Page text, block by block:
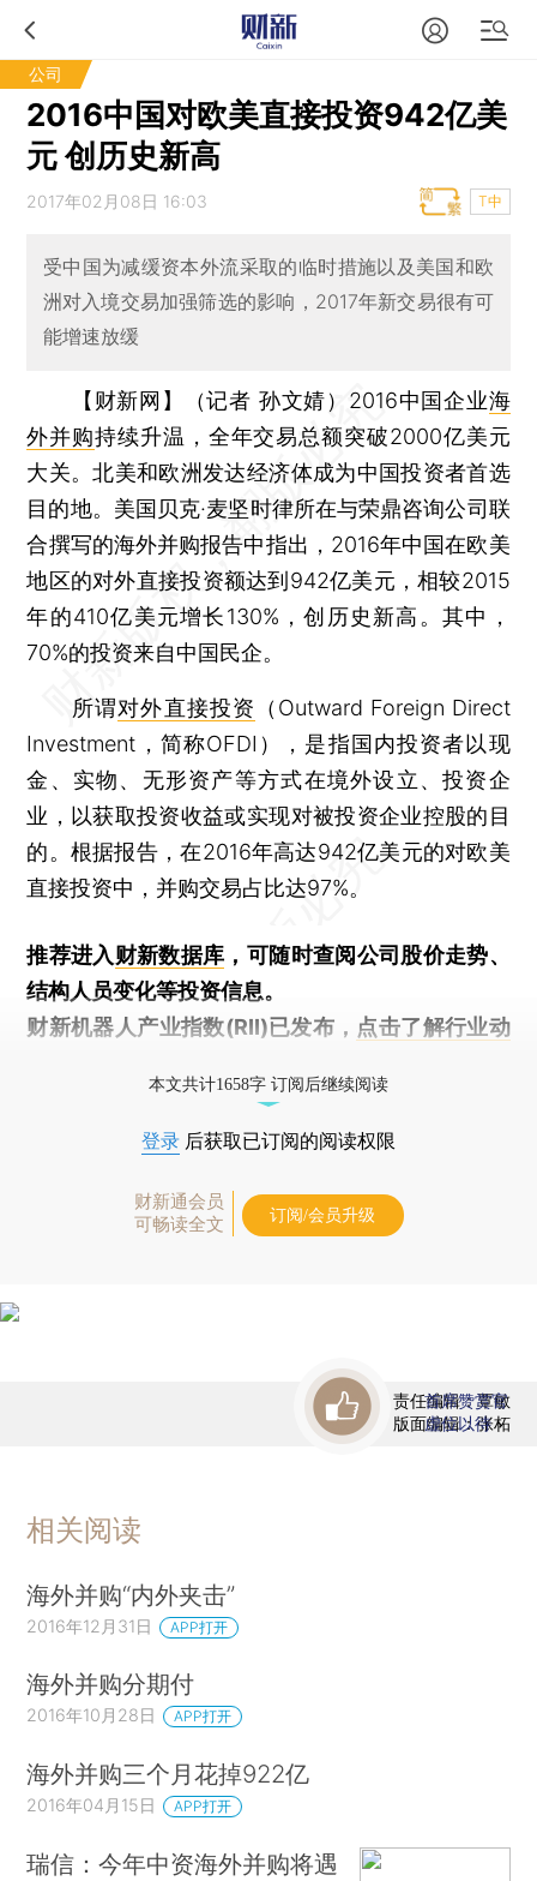
公司
2016中国对欧美直接投资942亿美
元 创历史新高
2017年02月08日 16:03 T中
受中国为减缓资本外流采取的临时措施以及美国和欧
洲对入境交易加强筛选的影响，2017年新交易很有可
能增速放缓
【财新网】（记者 孙文婧） 2016中国企业海
外并购持续升温，全年交易总额突破2000亿美元
大关。北美和欧洲发达经济体成为中国投资者首选
目的地。美国贝克·麦坚时律所在与荣鼎咨询公司联
合撰写的海外并购报告中指出，2016年中国在欧美
地区的对外直接投资额达到942亿美元，相较2015
年的410亿美元增长130%，创历史新高。其中，
70%的投资来自中国民企。
所谓对外直接投资 （Outward Foreign Direct
Investment，简称OFDI），是指国内投资者以现
金、实物、无形资产等方式在境外设立、投资企
业，以获取投资收益或实现对被投资企业控股的目
的。根据报告，在2016年高达942亿美元的对欧美
直接投资中，并购交易占比达97%。
推荐进入财新数据库 ，可随时查阅公司股价走势、
结构人员变化等投资信息。
财新机器人产业指数(RII)已发布， 点击了解行业动
本文共计1658字 订阅后继续阅读
登录 后获取已订阅的阅读权限
财新通会员
可畅读全文
订阅/会员升级
责任编辑：覃敏
版面编辑：张柘
首席赞赏官
虚位以待
相关阅读
海外并购“内外夹击”
2016年12月31日 APP打开
海外并购分期付
2016年10月28日 APP打开
海外并购三个月花掉922亿
2016年04月15日 APP打开
瑞信：今年中资海外并购将遇